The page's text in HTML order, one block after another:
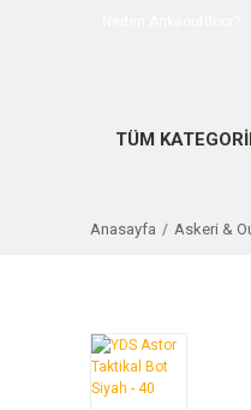
TÜM
Anasayfa Askeri &